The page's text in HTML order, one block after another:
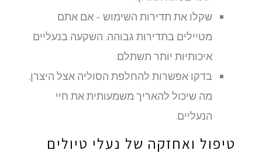
שקלו את תדירות השימוש – אם אתם
מטיילים בתדירות גבוהה, השקעה בנעליים
איכותיות יותר תשתלם.
בדקו אפשרות להחלפת הסוליה אצל היצרן,
מה שיכול להאריך משמעותית את חיי
הנעליים.
טיפול ואחזקה של נעלי טיולים